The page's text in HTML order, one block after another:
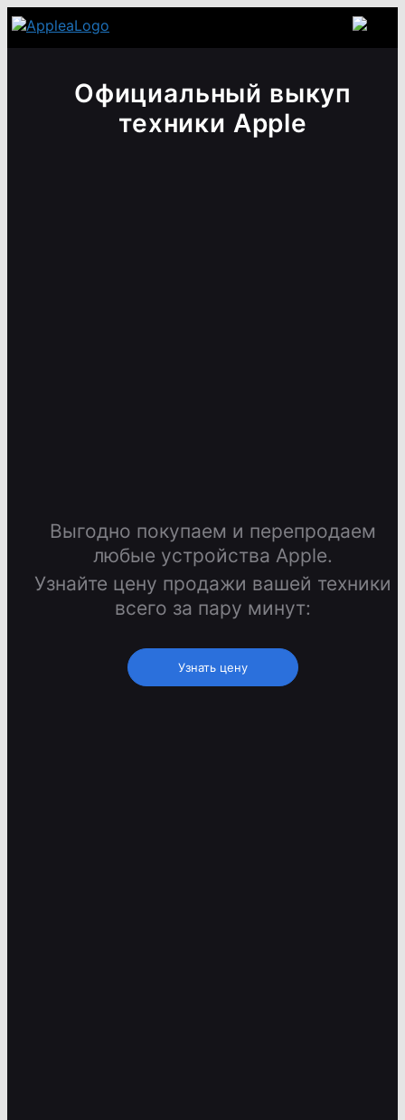
Официальный выкуп
техники Apple
Выгодно покупаем и перепродаем
любые устройства Apple.
Узнайте цену продажи вашей техники
всего за пару минут:
Узнать цену